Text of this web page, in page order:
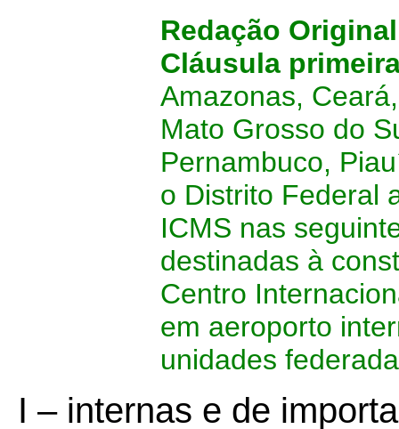
Redação
Cláusula
Amazonas,
Mato Grosso do
Pernambuco,
o Distrito Federal
ICMS nas
destinadas à
Centro
em aeroporto
unidades
I – internas e de